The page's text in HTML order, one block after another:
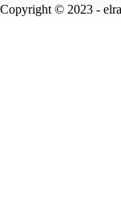
Copyright © 2023 -